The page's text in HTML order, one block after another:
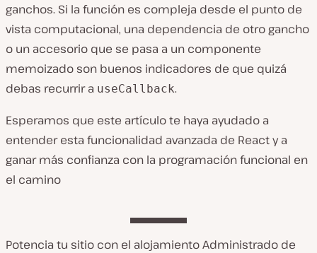
ganchos. Si la función es compleja desde el punto de
vista computacional, una dependencia de otro gancho
o un accesorio que se pasa a un componente
memoizado son buenos indicadores de que quizá
debas recurrir a useCallback.
Esperamos que este artículo te haya ayudado a
entender esta funcionalidad avanzada de React y a
ganar más confianza con la programación funcional en
el camino
Potencia tu sitio con el alojamiento Administrado de